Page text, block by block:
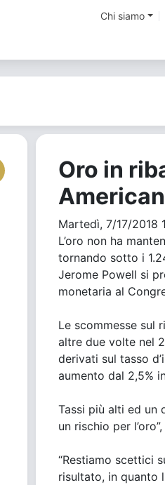
Chi siamo
Cerca
Oro in
Martedì, 7/17/2018
L’oro non ha
tornando sotto i
Jerome Powell si
monetaria al
Le scommesse sul
altre due volte nel
derivati sul tasso
aumento dal 2,5%
Tassi più alti ed un
un rischio per
“Restiamo scettici
risultato, in quanto